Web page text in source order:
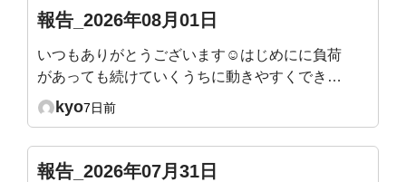
す。https://yoshidafitness.com/seminar2026/※会
員様はご優待価格となります。※ポイントをご利
用いただけます。(例：1,000Pで1,000円引きとな
ります)
報告_2026年08月01日
いつもありがとうございます☺️はじめにに負荷
があっても続けていくうちに動きやすくできる
ようになったり、身体も軽くなったり引き締ま
ってくるのが分かり嬉しいです。 ただ、終わ
上がるまでが目標です😇
kyo7日前
報告_2026年07月31日